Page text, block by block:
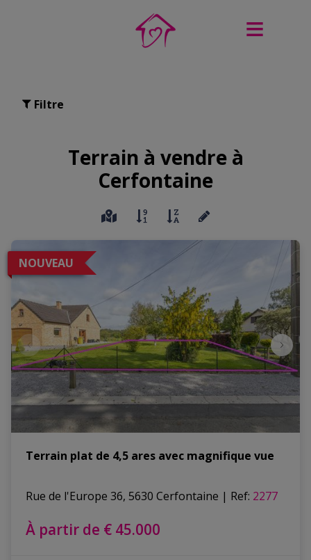
Filtre
Terrain à vendre à
Cerfontaine
NOUVEAU
Terrain plat de 4,5 ares avec magnifique vue
Rue de l'Europe 36, 5630 Cerfontaine | Ref: 2277
À partir de € 45.000